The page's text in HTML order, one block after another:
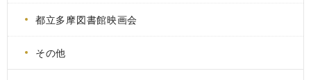
都立多摩図書館映画会
その他